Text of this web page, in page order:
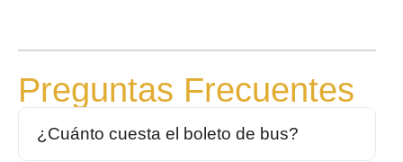
Preguntas Frecuentes
¿Cuánto cuesta el boleto de bus?